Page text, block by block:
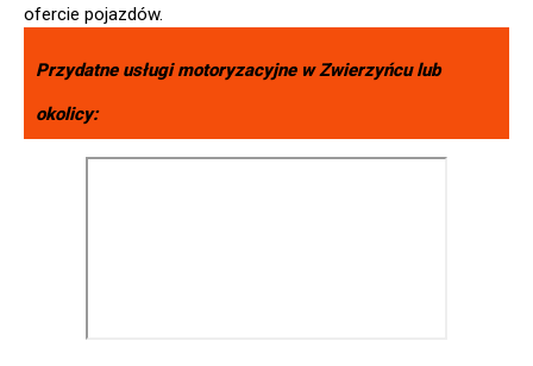
ofercie pojazdów.
Przydatne usługi motoryzacyjne wZwierzyńculub
okolicy: